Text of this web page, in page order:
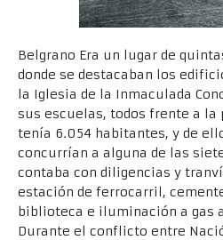
Belgrano Era un lugar de
donde se destacaban los
la Iglesia de la Inmaculada
sus escuelas, todos frente a la
tenía 6.054 habitantes, y de
concurrían a alguna de las
contaba con diligencias y
estación de ferrocarril,
biblioteca e iluminación a gas
Durante el conflicto entre